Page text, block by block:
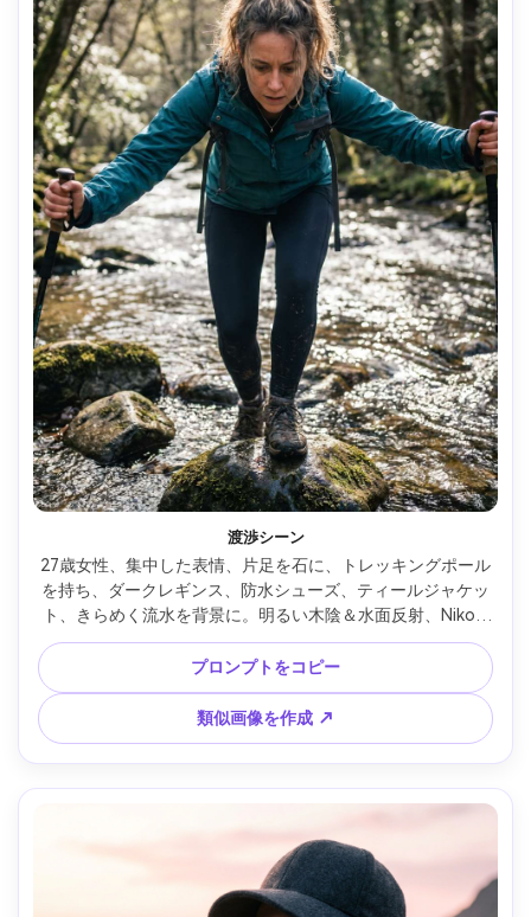
渡渉シーン
27歳女性、集中した表情、片足を石に、トレッキングポール
を持ち、ダークレギンス、防水シューズ、ティールジャケッ
ト、きらめく流水を背景に。明るい木陰＆水面反射、Nikon
Z6 II、50mm f/1.8、動きのある3/4構図、エネルギッシュな
スナップ感、リアルな肌・濡れた岩のテクスチャー、シャー
プなフォーカス、高解像度、柔らかい映画のような光 --ar
4:5
プロンプトをコピー
類似画像を作成 ↗